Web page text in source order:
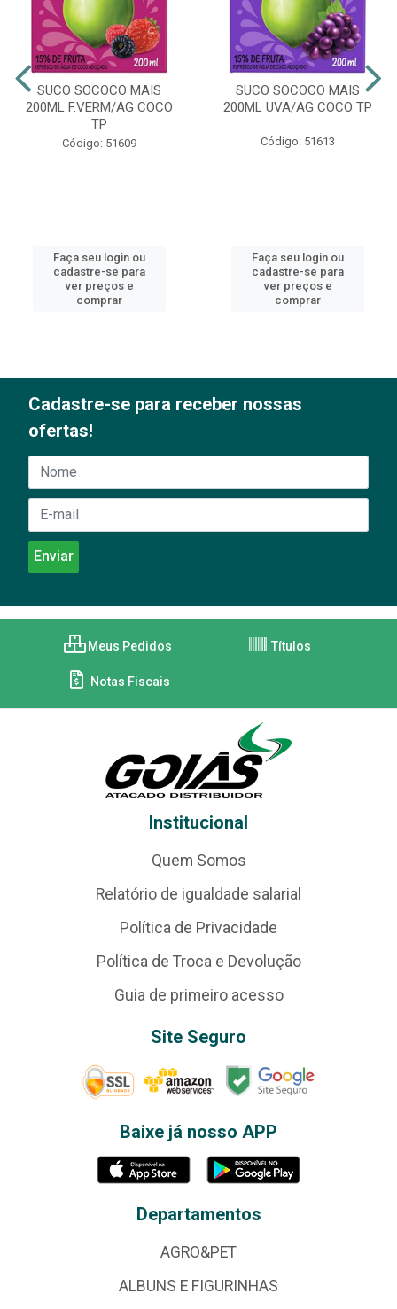
SUCO SOCOCO MAIS
200ML F.VERM/AG COCO
TP
Código: 51609
Faça seu login ou
cadastre-se para
ver preços e
comprar
SUCO SOCOCO MAIS
200ML UVA/AG COCO TP
Código: 51613
Faça seu login ou
cadastre-se para
ver preços e
comprar
Cadastre-se para receber nossas
ofertas!
Meus Pedidos Títulos
Notas Fiscais
Institucional
Quem Somos
Relatório de igualdade salarial
Política de Privacidade
Política de Troca e Devolução
Guia de primeiro acesso
Site Seguro
Baixe já nosso APP
Departamentos
AGRO&PET
ALBUNS E FIGURINHAS